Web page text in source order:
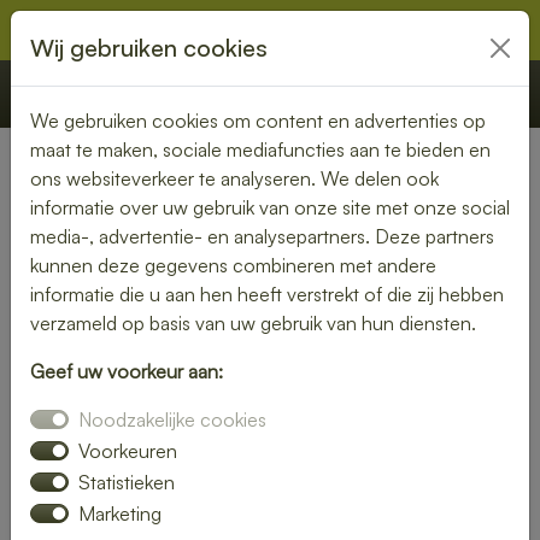
€ 0,00 Offerte Bestellen
Winkelwagen
Momenteel staan er nog geen producten in uw
winkelwagen.
Kortingscode
Wij gebruiken cookies
We gebruiken cookies om content en advertenties op
maat te maken, sociale mediafuncties aan te bieden en
ons websiteverkeer te analyseren. We delen ook
informatie over uw gebruik van onze site met onze social
media-, advertentie- en analysepartners. Deze partners
kunnen deze gegevens combineren met andere
informatie die u aan hen heeft verstrekt of die zij hebben
verzameld op basis van uw gebruik van hun diensten.
Geef uw voorkeur aan:
Noodzakelijke cookies
Voorkeuren
Statistieken
Marketing